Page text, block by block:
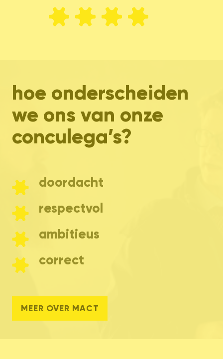
hoe onderscheiden
we ons van onze
conculega’s?
doordacht
respectvol
ambitieus
correct
MEER OVER MACT